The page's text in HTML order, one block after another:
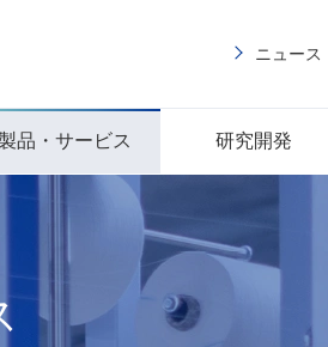
ニュース
品・サービス 研究開発